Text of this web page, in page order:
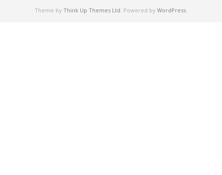
Theme by Think Up Themes Ltd . Powered by WordPress